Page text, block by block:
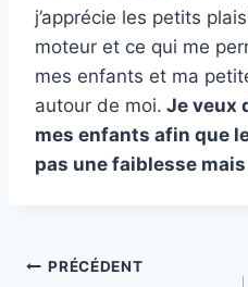
j’apprécie les petits
moteur et ce qui me
mes enfants et ma
autour de moi. Je veux
mes enfants afin que
pas une faiblesse
Navigation
PRÉCÉDENT